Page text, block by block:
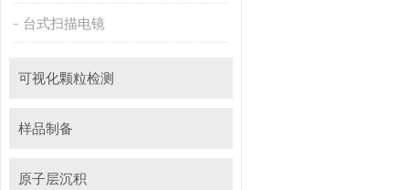
台式扫描电镜
可视化颗粒检测
样品制备
原子层沉积